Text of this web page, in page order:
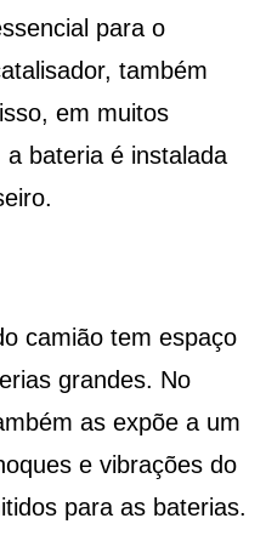
para o
também
em muitos
bateria é instalada
camião tem espaço
grandes. No
as expõe a um
e vibrações do
para as baterias.